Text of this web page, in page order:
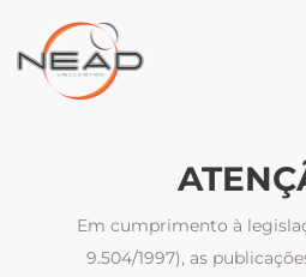
Em cumprimento à
9.504/1997), as